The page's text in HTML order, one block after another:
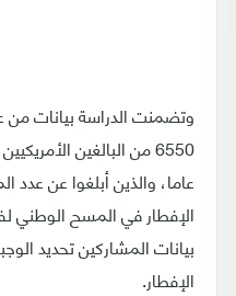
عاما، والذين أبلغوا عن عدد
الإفطار في المسح الوطني
بيانات المشاركين تحديد
الإفطار.